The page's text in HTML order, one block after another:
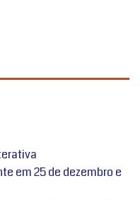
em 25 de dezembro e